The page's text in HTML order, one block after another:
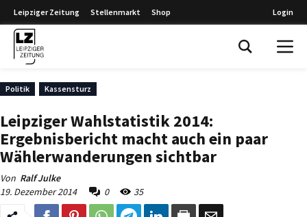
Leipziger Zeitung Stellenmarkt Shop Login
Politik Kassensturz
Leipziger Wahlstatistik 2014:
Ergebnisbericht macht auch ein paar
Wählerwanderungen sichtbar
Von Ralf Julke
19. Dezember 2014
0 35